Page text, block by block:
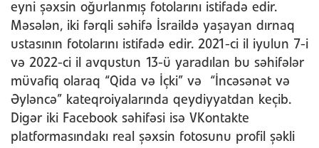
eyni şəxsin oğurlanmış fotolarını istifadə edir.
Məsələn, iki fərqli səhifə İsraildə yaşayan dırnaq
ustasının fotolarını istifadə edir. 2021-ci il iyulun 7-i
və 2022-ci il avqustun 13-ü yaradılan bu səhifələr
müvafiq olaraq “Qida və İçki” və “İncəsənət və
Əyləncə” kateqroiyalarında qeydiyyatdan keçib.
Digər iki Facebook səhifəsi isə VKontakte
platformasındakı real şəxsin fotosunu profil şəkli